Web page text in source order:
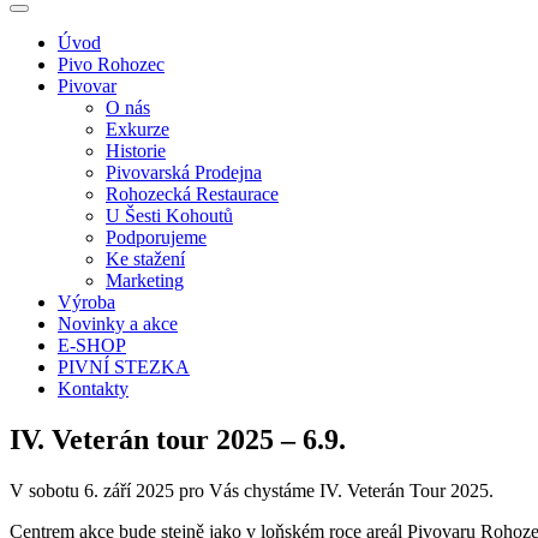
Úvod
Pivo Rohozec
Pivovar
O nás
Exkurze
Historie
Pivovarská Prodejna
Rohozecká Restaurace
U Šesti Kohoutů
Podporujeme
Ke stažení
Marketing
Výroba
Novinky a akce
E-SHOP
PIVNÍ STEZKA
Kontakty
IV. Veterán tour 2025 – 6.9.
V sobotu 6. září 2025 pro Vás chystáme IV. Veterán Tour 2025.
Centrem akce bude stejně jako v loňském roce areál Pivovaru